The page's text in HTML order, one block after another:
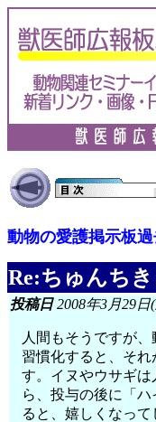
動物の愛護掲示板
Re:ちゅんち
投稿日2008年3月29
人間もそうですが
習慣化すると、そ
す。イヌやウサギ
ら、投与の後に「
ると、嬉しくなって